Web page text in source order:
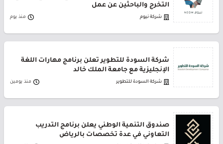
التخرج والباحثين عن عمل
شركة نيوم منذ يوم
شركة السودة للتطوير تعلن برنامج مهارات اللغة
الإنجليزية مع جامعة الملك خالد
شركة السودة للتطوير منذ يومين
صندوق التنمية الوطني يعلن برنامج التدريب
التعاوني في عدة تخصصات بالرياض